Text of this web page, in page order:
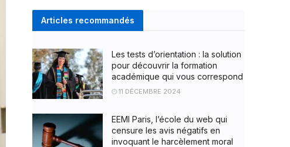
Articles recommandés
Les tests d’orientation : la solution
pour découvrir la formation
académique qui vous correspond
11 DÉCEMBRE 2024
EEMI Paris, l’école du web qui
censure les avis négatifs en
invoquant le harcèlement moral